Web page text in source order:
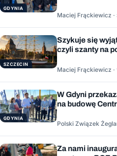
GDYNIA
Maciej Frąckiewicz ·
SZCZECIN
Szykuje się
czyli szanty na
Maciej Frąckiewicz ·
GDYNIA
W Gdyni
na budowę
Polski Związek
Za nami